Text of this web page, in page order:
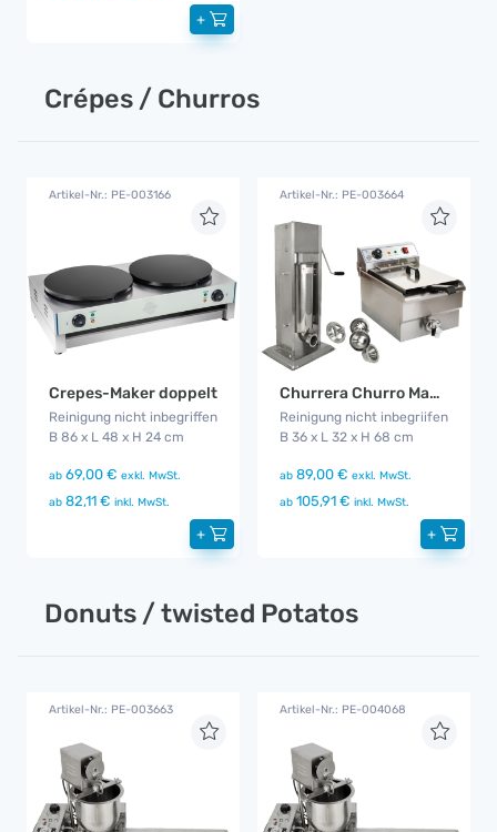
+
Crépes / Churros
Artikel-Nr.: PE-003166
Crepes-Maker doppelt
Reinigung nicht inbegriffen
B 86 x L 48 x H 24 cm
ab 69,00 € exkl. MwSt.
ab 82,11 € inkl. MwSt.
+
Artikel-Nr.: PE-003664
Churrera Churro Maker
Reinigung nicht inbegriifen
B 36 x L 32 x H 68 cm
ab 89,00 € exkl. MwSt.
ab 105,91 € inkl. MwSt.
+
Donuts / twisted Potatos
Artikel-Nr.: PE-003663 Artikel-Nr.: PE-004068